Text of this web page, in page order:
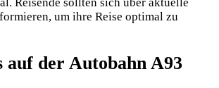
um ihre Reise optimal zu
auf der Autobahn A93